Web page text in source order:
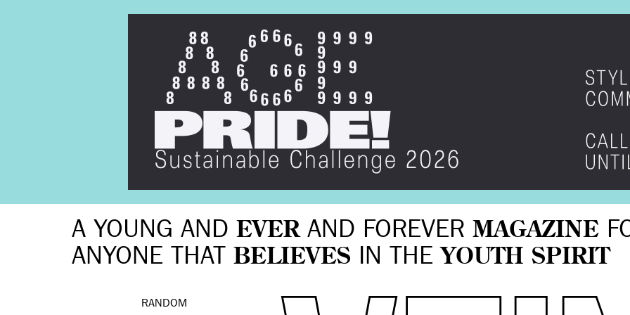
A YOUNG AND EVERAND FOREVER MAGAZINE
ANYONE THAT BELIEVES IN THE YOUTH SPIRIT
RANDOM